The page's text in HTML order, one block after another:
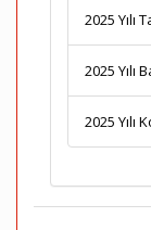
2025 Yılı
2025 Yılı
2025 Yılı